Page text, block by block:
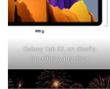
Galaxy Tab S7, un diseño
increíble y atractivo